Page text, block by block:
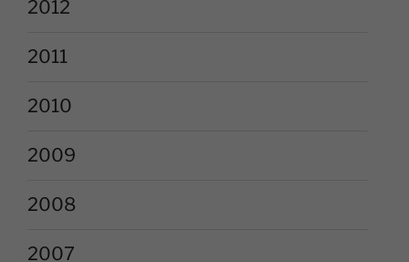
2012
2011
2010
2009
2008
2007